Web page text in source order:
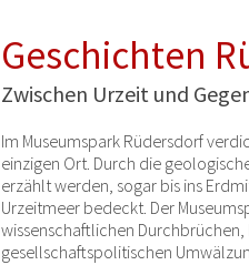
Geschichten
Zwischen Urzeit und
Im Museumspark Rüdersdorf
einzigen Ort. Durch die
erzählt werden, sogar bis ins
Urzeitmeer bedeckt. Der
wissenschaftlichen
gesellschaftspolitischen